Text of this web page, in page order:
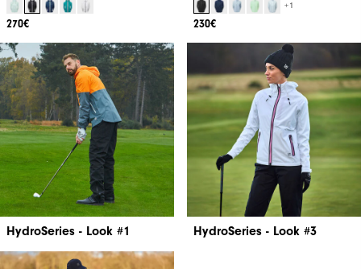
270€
+1
230€
HydroSeries - Look #1 HydroSeries - Look #3